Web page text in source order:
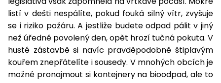
bez
pojezdu
Sekačky s
pojezdem
Příslušenství
k sekačkám
Štípače
Drtiče
větví
Špalíkovače
Stoly
prostředky
Ostatní
Písek
filtrace
Pěstitelské
potřeby
jiffy
Jmenovky
Pytle,
konve
Zahradní
obrubníky
Stíníci
Pily
Příslušenství
Pracovní
stoly
Bagry
Vibrační
Benzínová
vozidla
Seniorské
vozíky
Přilby
Ostatní
Písek
do
filtrace
srst
Krmiva
PROMINENT
listí v dešti nespálíte, pokud fouká silný vítr, zvyšuje
se i riziko požáru. A jestliže budete odpad pálit v jiný
než úředně povolený den, opět hrozí tučná pokuta. V
husté zástavbě si navíc pravděpodobně štiplavým
kouřem znepřátelíte i sousedy. V mnohých obcích je
možné pronajmout si kontejnery na bioodpad, ale to